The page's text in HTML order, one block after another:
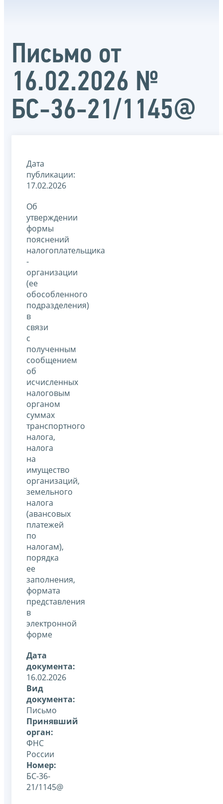
Письмо от
16.02.2026 №
БС-36-21/1145@
Дата
публикации:
17.02.2026
Об
утверждении
формы
пояснений
налогоплательщика
-
организации
(ее
обособленного
подразделения)
в
связи
с
полученным
сообщением
об
исчисленных
налоговым
органом
суммах
транспортного
налога,
налога
на
имущество
организаций,
земельного
налога
(авансовых
платежей
по
налогам),
порядка
ее
заполнения,
формата
представления
в
электронной
форме
Дата
документа:
16.02.2026
Вид
документа:
Письмо
Принявший
орган:
ФНС
России
Номер:
БС-36-
21/1145@